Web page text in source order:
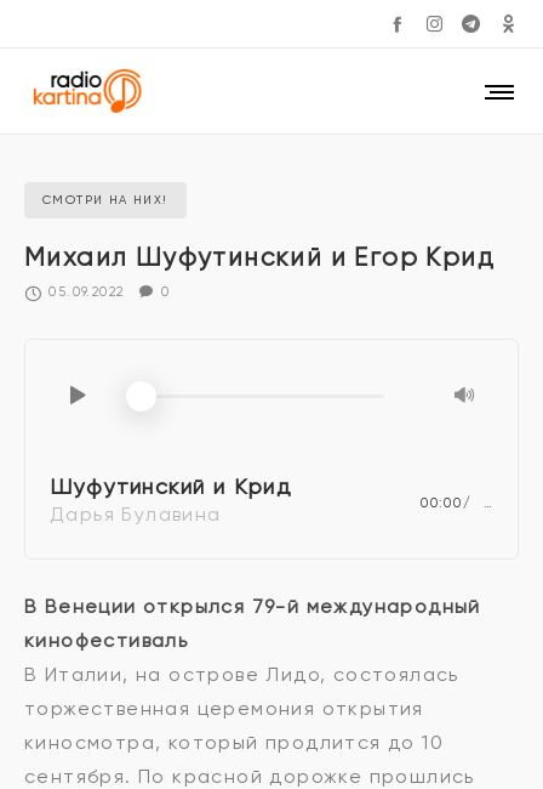
СМОТРИ НА НИХ!
Михаил Шуфутинский и Егор Крид
05.09.2022 0
Шуфутинский и Крид
Дарья Булавина 00:00 …
В Венеции открылся 79-й международный
кинофестиваль
В Италии, на острове Лидо, состоялась
торжественная церемония открытия
киносмотра, который продлится до 10
сентября. По красной дорожке прошлись